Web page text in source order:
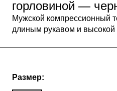
горловиной —
Мужской компрессионный
длиным рукавом и высокой
Размер: